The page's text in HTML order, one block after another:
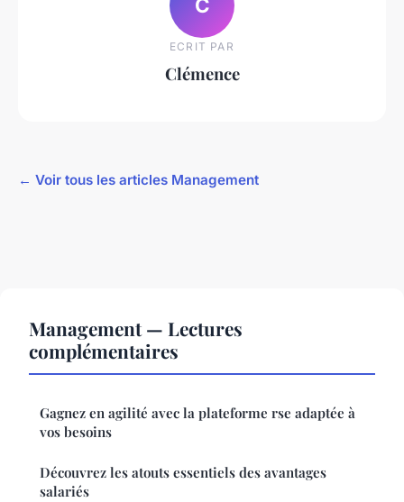
ECRIT PAR
Clémence
← Voir tous les articles Management
Management — Lectures
complémentaires
Gagnez en agilité avec la plateforme rse adaptée à
vos besoins
Découvrez les atouts essentiels des avantages
salariés